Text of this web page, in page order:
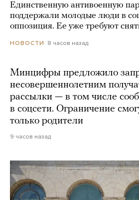
Единственную антивоенную
поддержали молодые люди в
оппозиция. Ее уже требуют
НОВОСТИ 8 часов назад
Минцифры предложило
несовершеннолетним
рассылки — в том числе
в соцсети. Ограничение
только родители
9 часов назад